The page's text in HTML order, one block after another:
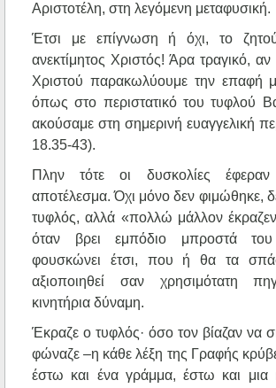
Αριστοτέλη, στη λεγόμενη μεταφυσική.
Έτσι με επίγνωση ή όχι, το
ανεκτίμητος Χριστός! Άρα τραγικό, αν
Χριστού παρακωλύουμε την επαφή
όπως στο περιστατικό του τυφλού
ακούσαμε στη σημερινή ευαγγελική
18.35-43).
Πλην τότε οι δυσκολίες έφεραν
αποτέλεσμα. Όχι μόνο δεν φιμώθηκε,
τυφλός, αλλά «πολλώ μάλλον
όταν βρει εμπόδιο μπροστά του
φουσκώνει έτσι, που ή θα τα
αξιοποιηθεί σαν χρησιμότατη
κινητήρια δύναμη.
Έκραζε ο τυφλός· όσο τον βίαζαν να
φώναζε –η κάθε λέξη της Γραφής
έστω και ένα γράμμα, έστω και μια